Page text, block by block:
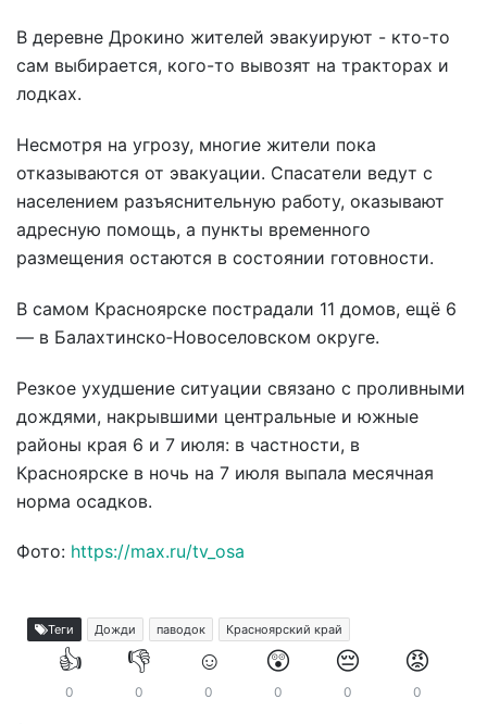
В деревне Дрокино жителей эвакуируют - кто-то
сам выбирается, кого-то вывозят на тракторах и
лодках.
Несмотря на угрозу, многие жители пока
отказываются от эвакуации. Спасатели ведут с
населением разъяснительную работу, оказывают
адресную помощь, а пункты временного
размещения остаются в состоянии готовности.
В самом Красноярске пострадали 11 домов, ещё 6
— в Балахтинско‑Новоселовском округе.
Резкое ухудшение ситуации связано с проливными
дождями, накрывшими центральные и южные
районы края 6 и 7 июля: в частности, в
Красноярске в ночь на 7 июля выпала месячная
норма осадков.
Фото: https://max.ru/tv_osa
Теги Дожди паводок Красноярский край
👍
0
👎
0
☺️
0
😲
0
😔
0
😡
0